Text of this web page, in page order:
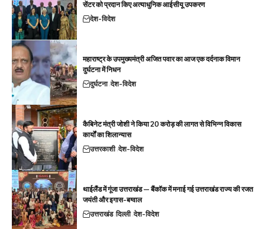
सेंटर को प्रदान किए अत्याधुनिक आईसीयू उपकरण
देश-विदेश
महाराष्ट्र के उपमुख्यमंत्री अजित पवार का आज एक दर्दनाक विमान
दुर्घटना में निधन
दुर्घटना देश-विदेश
कैबिनेट मंत्री जोशी ने किया 20 करोड़ की लागत से विभिन्न विकास
कार्यों का शिलान्यास
उत्तरकाशी देश-विदेश
थाईलैंड में गूंजा उत्तराखंड — बैंकॉक में मनाई गई उत्तराखंड राज्य की रजत
जयंती और इगास-बग्वाल
उत्तराखंड दिल्ली देश-विदेश